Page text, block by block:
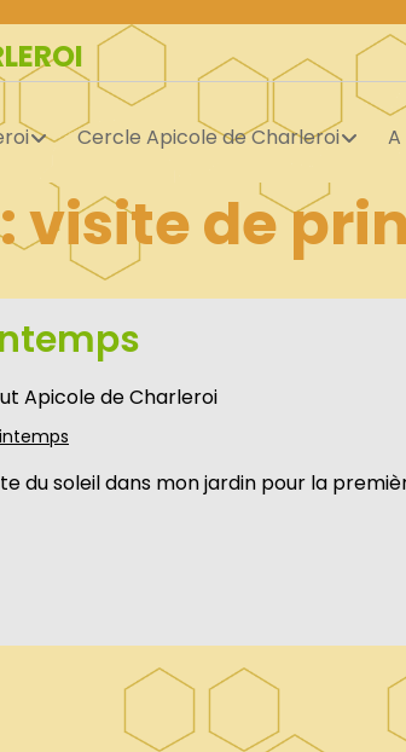
Cercle Apicole de Charleroi
visite de
Apicole de Charleroi
du soleil dans mon jardin pour la